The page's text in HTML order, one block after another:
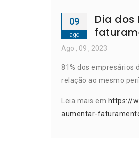
09
ago
Dia dos
Ago , 09 , 2023
81% dos empresários
relação ao mesmo
Leia mais em https://
aumentar-